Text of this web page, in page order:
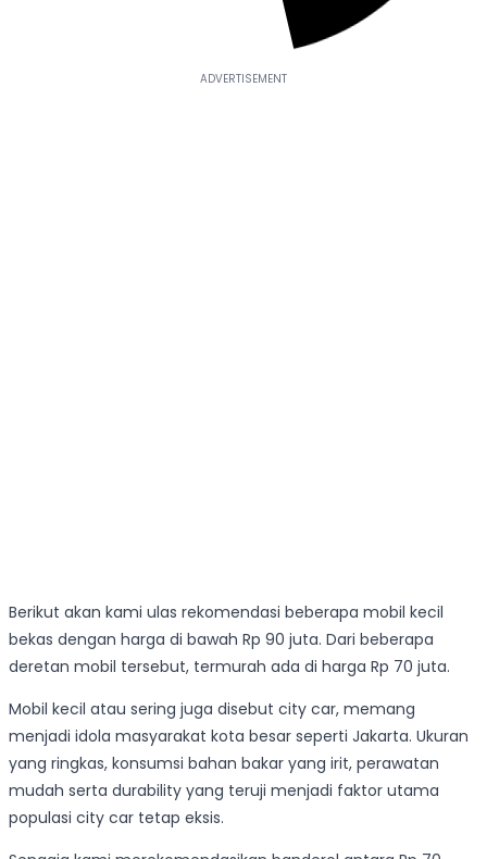
Berikut akan kami ulas rekomendasi beberapa mobil kecil
bekas dengan harga di bawah Rp 90 juta. Dari beberapa
deretan mobil tersebut, termurah ada di harga Rp 70 juta.
Mobil kecil atau sering juga disebut city car, memang
menjadi idola masyarakat kota besar seperti Jakarta. Ukuran
yang ringkas, konsumsi bahan bakar yang irit, perawatan
mudah serta durability yang teruji menjadi faktor utama
populasi city car tetap eksis.